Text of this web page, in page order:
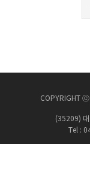
COPYRIGHT ⓒ
(35209) 대
Tel :